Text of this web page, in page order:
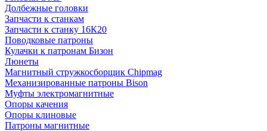
Долбежные головки
Запчасти к станкам
Запчасти к станку 16К20
Поводковые патроны
Кулачки к патронам Бизон
Люнеты
Магнитный стружкосборщик Chipmag
Механизированные патроны Bison
Муфты электромагнитные
Опоры качения
Опоры клиновые
Патроны магнитные